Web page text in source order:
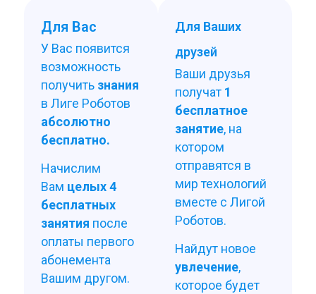
Для Вас
У Вас появится
возможность
получить знания
в Лиге Роботов
абсолютно
бесплатно.
Начислим
Вам целых 4
бесплатных
занятия после
оплаты первого
абонемента
Вашим другом.
Для Ваших
друзей
Ваши друзья
получат 1
бесплатное
занятие, на
котором
отправятся в
мир технологий
вместе с Лигой
Роботов.
Найдут новое
увлечение,
которое будет